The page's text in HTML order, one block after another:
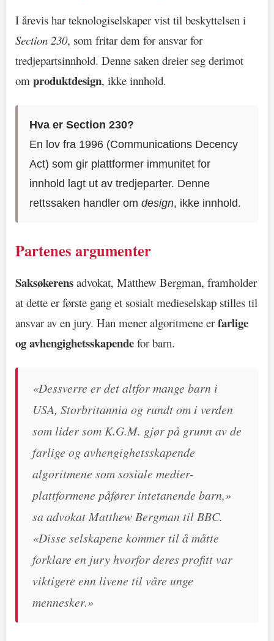
I årevis har teknologiselskaper vist til beskyttelsen i
Section 230, som fritar dem for ansvar for
tredjepartsinnhold. Denne saken dreier seg derimot
om produktdesign, ikke innhold.
Hva er Section 230?
En lov fra 1996 (Communications Decency
Act) som gir plattformer immunitet for
innhold lagt ut av tredjeparter. Denne
rettssaken handler omdesign, ikke innhold.
Partenes argumenter
Saksøkerens advokat, Matthew Bergman, framholder
at dette er første gang et sosialt medieselskap stilles til
ansvar av en jury. Han mener algoritmene erfarlige
og avhengighetsskapende for barn.
«Dessverre er det altfor mange barn i
USA, Storbritannia og rundt om i verden
som lider som K.G.M. gjør på grunn av de
farlige og avhengighetsskapende
algoritmene som sosiale medier-
plattformene påfører intetanende barn,»
sa advokat Matthew Bergman til BBC.
«Disse selskapene kommer til å måtte
forklare en jury hvorfor deres profitt var
viktigere enn livene til våre unge
mennesker.»